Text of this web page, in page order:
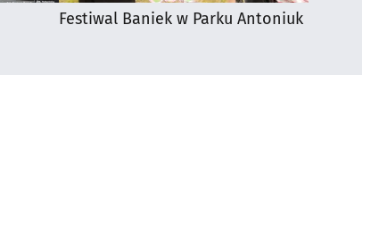
Festiwal Baniek w Parku Antoniuk